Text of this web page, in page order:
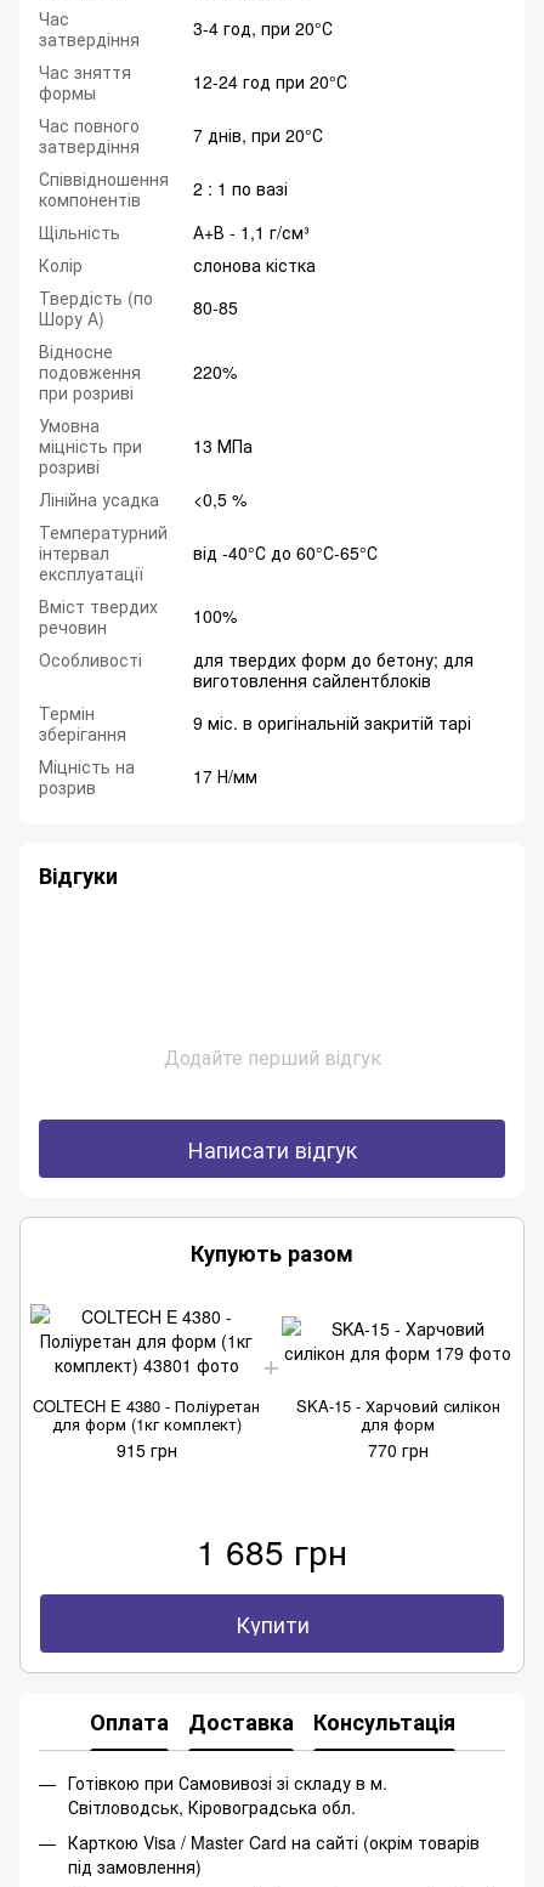
Час
затвердіння
3-4 год, при 20°С
Час зняття
формы
12-24 год при 20°С
Час повного
затвердіння
7 днів, при 20°С
Співвідношення
компонентів
2 : 1 по вазі
Щільність
А+В - 1,1 г/см³
Колір
слонова кістка
Твердість (по
Шору А)
80-85
Відносне
подовження
при розриві
220%
Умовна
міцність при
розриві
13 МПа
Лінійна усадка
<0,5 %
Температурний
інтервал
експлуатації
від -40°С до 60°С-65°С
Вміст твердих
речовин
100%
Особливості
для твердих форм до бетону; для
виготовлення сайлентблоків
Термін
зберігання
9 міс. в оригінальній закритій тарі
Міцність на
розрив
17 Н/мм
Відгуки
Додайте перший відгук
Написати відгук
Купують разом
COLTECH E 4380 - Поліуретан
для форм (1кг комплект)
915 грн
SKA-15 - Харчовий силікон
для форм
770 грн
1 685 грн
Купити
Оплата Доставка Консультація
Готівкою при Самовивозі зі складу в м.
Світловодськ, Кіровоградська обл.
Карткою Visa / Master Card на сайті (окрім товарів
під замовлення)